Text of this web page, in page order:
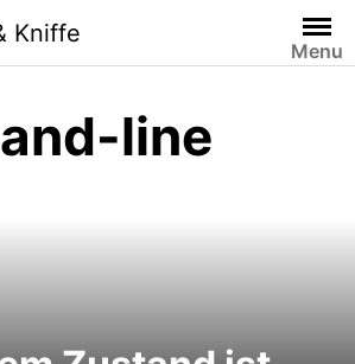
Kniffe
Menu
line